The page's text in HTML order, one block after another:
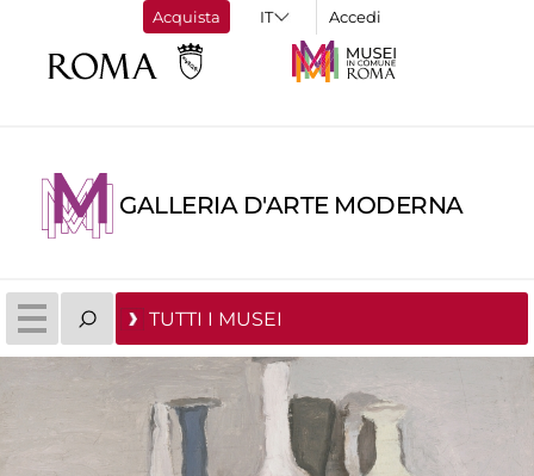
Acquista Accedi
GALLERIA D'ARTE MODERNA
TUTTI I MUSEI